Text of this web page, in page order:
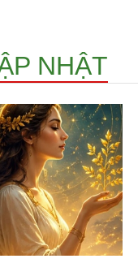
NHẬT